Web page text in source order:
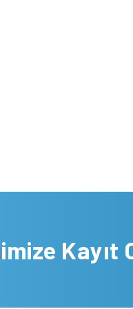
Kayıt